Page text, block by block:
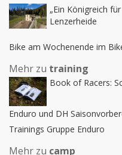
„Ein Königreich
Lenzerheide
Bike am Wochenende im
Mehr zu training
Book of Racers:
Enduro und DH
Trainings Gruppe Enduro
Mehr zu camp